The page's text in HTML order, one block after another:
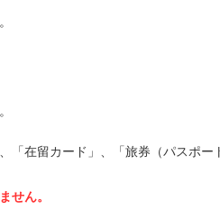
「在留カード」、「旅券（パスポー
せん。